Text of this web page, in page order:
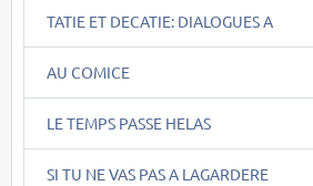
TATIE ET DECATIE: DIALOGUES A
AU COMICE
LE TEMPS PASSE HELAS
SI TU NE VAS PAS A LAGARDERE